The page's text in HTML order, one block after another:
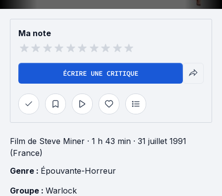
Ma note
ÉCRIRE UNE CRITIQUE
Film de Steve Miner · 1 h 43 min · 31 juillet 1991
(France)
Genre : Épouvante-Horreur
Groupe : Warlock